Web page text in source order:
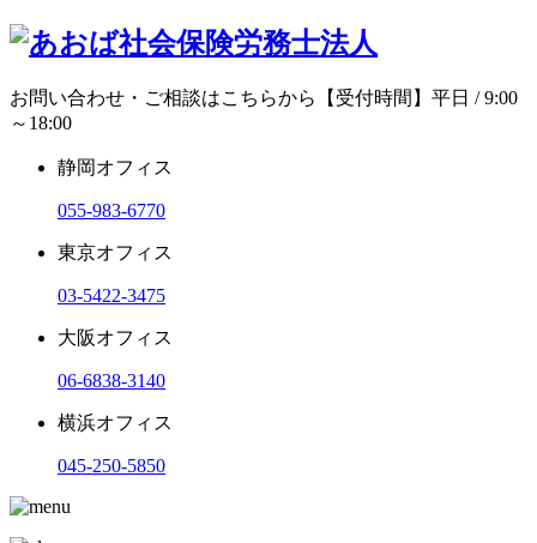
お問い合わせ・ご相談はこちらから
【受付時間】平日 / 9:00
～18:00
静岡オフィス
055-983-6770
東京オフィス
03-5422-3475
大阪オフィス
06-6838-3140
横浜オフィス
045-250-5850